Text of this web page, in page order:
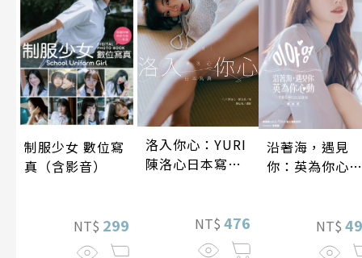
制服少女 數位寫
真（含影音）
NT$ 299
洛入你心：YURI
陳洛心日本寫真
NT$ 476
沿著海，遇見
你：英為你心動
NT$